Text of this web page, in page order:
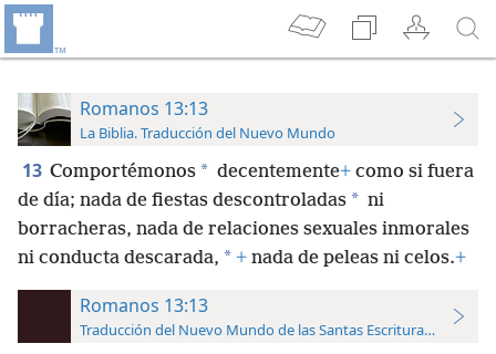
Romanos 13:13
La Biblia. Traducción del Nuevo Mundo
13 Comportémonos * decentemente+ como si fuera
de día; nada de fiestas descontroladas * ni
borracheras, nada de relaciones sexuales inmorales
ni conducta descarada, * + nada de peleas ni celos.+
Romanos 13:13
Traducción del Nuevo Mundo de las Santas Escrituras (con